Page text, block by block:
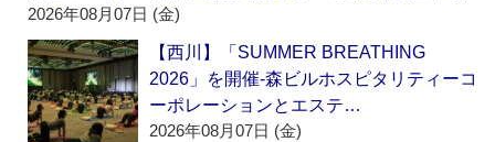
2026年08月07日 (金)
【西川】「SUMMER BREATHING
2026」を開催‐森ビルホスピタリティーコ
ーポレーションとエステ…
2026年08月07日 (金)